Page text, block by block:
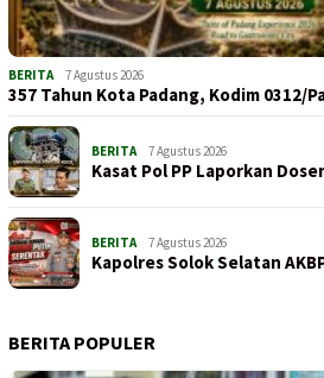
BERITA 7 Agustus 2026
357 Tahun Kota Padang, Kodim 0312/
BERITA 7 Agustus 2026
Kasat Pol PP Laporkan
BERITA 7 Agustus 2026
Kapolres Solok Selatan
BERITA POPULER